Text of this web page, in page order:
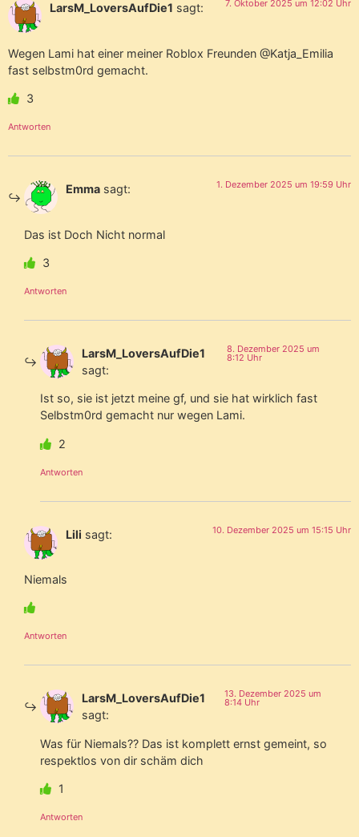
LarsM_LoversAufDie1 sagt: 7. Oktober 2025 um 12:02 Uhr
Wegen Lami hat einer meiner Roblox Freunden @Katja_Emilia
fast selbstm0rd gemacht.
3
Antworten
Emma sagt: 1. Dezember 2025 um 19:59 Uhr
Das ist Doch Nicht normal
3
Antworten
LarsM_LoversAufDie1
sagt:
8. Dezember 2025 um
8:12 Uhr
Ist so, sie ist jetzt meine gf, und sie hat wirklich fast
Selbstm0rd gemacht nur wegen Lami.
2
Antworten
Lili sagt: 10. Dezember 2025 um 15:15 Uhr
Niemals
Antworten
LarsM_LoversAufDie1
sagt:
13. Dezember 2025 um
8:14 Uhr
Was für Niemals?? Das ist komplett ernst gemeint, so
respektlos von dir schäm dich
1
Antworten